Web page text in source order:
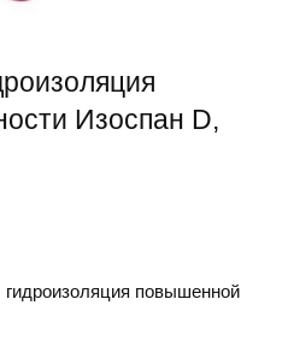
Изоспан D,
повышенной